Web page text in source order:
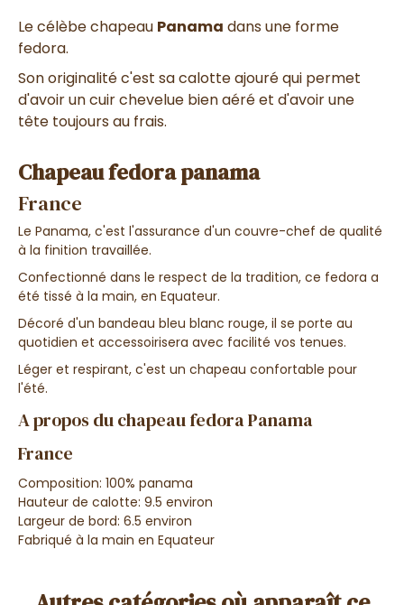
Le célèbe chapeau Panama dans une forme
fedora.
Son originalité c'est sa calotte ajouré qui permet
d'avoir un cuir chevelue bien aéré et d'avoir une
tête toujours au frais.
Chapeau fedora panama
France
Le Panama, c'est l'assurance d'un couvre-chef de qualité
à la finition travaillée.
Confectionné dans le respect de la tradition, ce fedora a
été tissé à la main, en Equateur.
Décoré d'un bandeau bleu blanc rouge, il se porte au
quotidien et accessoirisera avec facilité vos tenues.
Léger et respirant, c'est un chapeau confortable pour
l'été.
A propos du chapeau fedora Panama
France
Composition: 100% panama
Hauteur de calotte: 9.5 environ
Largeur de bord: 6.5 environ
Fabriqué à la main en Equateur